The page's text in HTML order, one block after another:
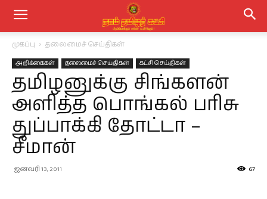
முகப்பு தலைமைச் செய்திகள்
அறிக்கைகள் தலைமைச் செய்திகள் கட்சி செய்திகள்
தமிழனுக்கு சிங்களன்
அளித்த பொங்கல் பரிசு
துப்பாக்கி தோட்டா –
சீமான்
ஜனவரி 13, 2011 67